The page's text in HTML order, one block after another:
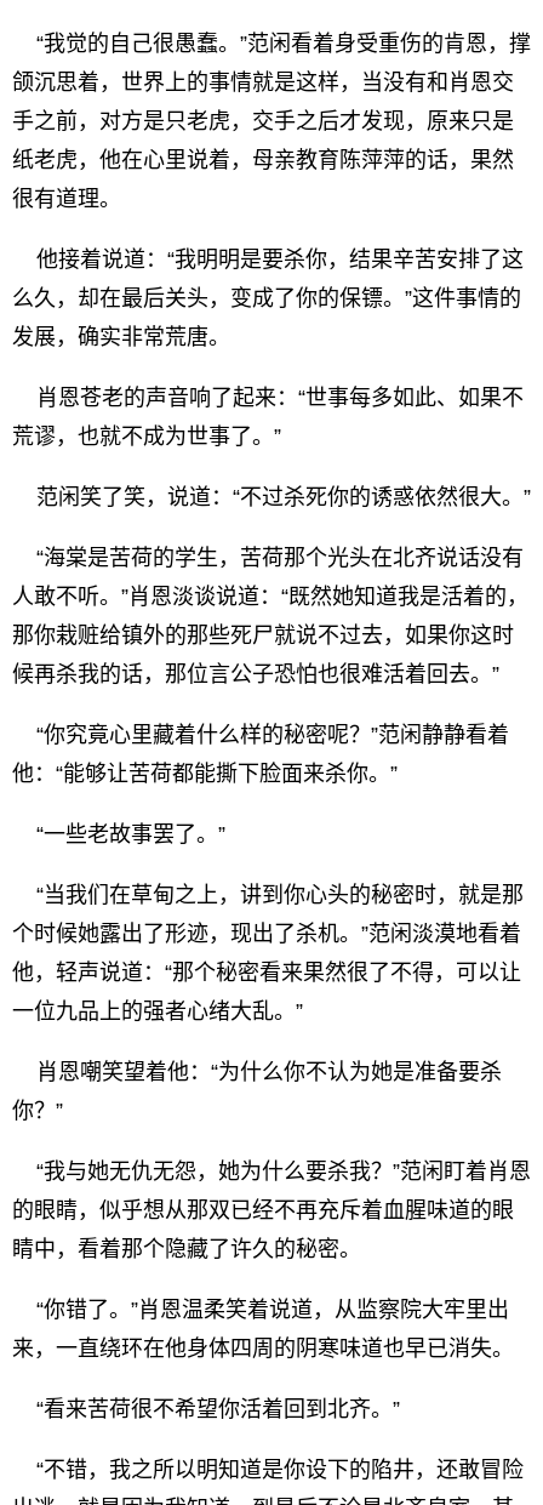
“我觉的自己很愚蠢。”范闲看着身受重伤的肯恩，撑
颌沉思着，世界上的事情就是这样，当没有和肖恩交
手之前，对方是只老虎，交手之后才发现，原来只是
纸老虎，他在心里说着，母亲教育陈萍萍的话，果然
很有道理。
他接着说道：“我明明是要杀你，结果辛苦安排了这
么久，却在最后关头，变成了你的保镖。”这件事情的
发展，确实非常荒唐。
肖恩苍老的声音响了起来：“世事每多如此、如果不
荒谬，也就不成为世事了。”
范闲笑了笑，说道：“不过杀死你的诱惑依然很大。”
“海棠是苦荷的学生，苦荷那个光头在北齐说话没有
人敢不听。”肖恩淡谈说道：“既然她知道我是活着的，
那你栽赃给镇外的那些死尸就说不过去，如果你这时
候再杀我的话，那位言公子恐怕也很难活着回去。”
“你究竟心里藏着什么样的秘密呢？”范闲静静看着
他：“能够让苦荷都能撕下脸面来杀你。”
“一些老故事罢了。”
“当我们在草甸之上，讲到你心头的秘密时，就是那
个时候她露出了形迹，现出了杀机。”范闲淡漠地看着
他，轻声说道：“那个秘密看来果然很了不得，可以让
一位九品上的强者心绪大乱。”
肖恩嘲笑望着他：“为什么你不认为她是准备要杀
你？”
“我与她无仇无怨，她为什么要杀我？”范闲盯着肖恩
的眼睛，似乎想从那双已经不再充斥着血腥味道的眼
睛中，看着那个隐藏了许久的秘密。
“你错了。”肖恩温柔笑着说道，从监察院大牢里出
来，一直绕环在他身体四周的阴寒味道也早已消失。
“看来苦荷很不希望你活着回到北齐。”
“不错，我之所以明知道是你设下的陷井，还敢冒险